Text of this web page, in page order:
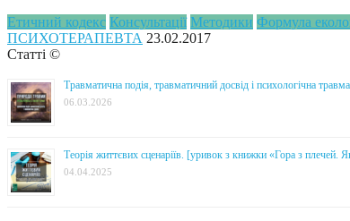
Етичний кодекс Консультації Методики Формула
ПСИХОТЕРАПЕВТА 23.02.2017
Статті ©
Травматична подія, травматичний досвід і психологічна травма
06.03.2026
Теорія життєвих сценаріїв. [уривок з книжки «Гора з плечей.
04.04.2025